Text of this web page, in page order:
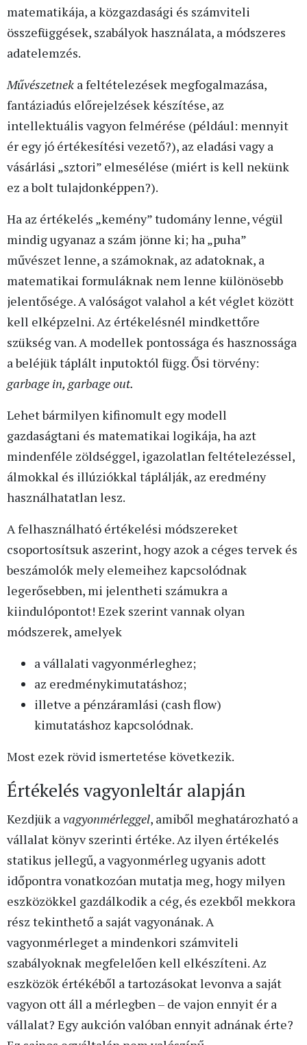
matematikája, a közgazdasági és számviteli
összefüggések, szabályok használata, a módszeres
adatelemzés.
Művészetnek a feltételezések megfogalmazása,
fantáziadús előrejelzések készítése, az
intellektuális vagyon felmérése (például: mennyit
ér egy jó értékesítési vezető?), az eladási vagy a
vásárlási „sztori” elmesélése (miért is kell nekünk
ez a bolt tulajdonképpen?).
Ha az értékelés „kemény” tudomány lenne, végül
mindig ugyanaz a szám jönne ki; ha „puha”
művészet lenne, a számoknak, az adatoknak, a
matematikai formuláknak nem lenne különösebb
jelentősége. A valóságot valahol a két véglet között
kell elképzelni. Az értékelésnél mindkettőre
szükség van. A modellek pontossága és hasznossága
a beléjük táplált inputoktól függ. Ősi törvény:
garbage in, garbage out.
Lehet bármilyen kifinomult egy modell
gazdaságtani és matematikai logikája, ha azt
mindenféle zöldséggel, igazolatlan feltételezéssel,
álmokkal és illúziókkal táplálják, az eredmény
használhatatlan lesz.
A felhasználható értékelési módszereket
csoportosítsuk aszerint, hogy azok a céges tervek és
beszámolók mely elemeihez kapcsolódnak
legerősebben, mi jelentheti számukra a
kiindulópontot! Ezek szerint vannak olyan
módszerek, amelyek
a vállalati vagyonmérleghez;
az eredménykimutatáshoz;
illetve a pénzáramlási (cash flow)
kimutatáshoz kapcsolódnak.
Most ezek rövid ismertetése következik.
Értékelés vagyonleltár alapján
Kezdjük a vagyonmérleggel, amiből meghatározható a
vállalat könyv szerinti értéke. Az ilyen értékelés
statikus jellegű, a vagyonmérleg ugyanis adott
időpontra vonatkozóan mutatja meg, hogy milyen
eszközökkel gazdálkodik a cég, és ezekből mekkora
rész tekinthető a saját vagyonának. A
vagyonmérleget a mindenkori számviteli
szabályoknak megfelelően kell elkészíteni. Az
eszközök értékéből a tartozásokat levonva a saját
vagyon ott áll a mérlegben – de vajon ennyit ér a
vállalat? Egy aukción valóban ennyit adnának érte?